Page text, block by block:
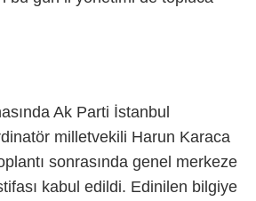
Ak Parti İstanbul
milletvekili Harun Karaca
sonrasında genel merkeze
kabul edildi. Edinilen bilgiye